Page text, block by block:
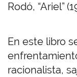
Rodó, “Ariel”
En este libro
racionalista,